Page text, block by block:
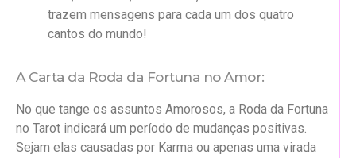
trazem mensagens para cada um dos quatro
cantos do mundo!
A Carta da Roda da Fortuna no Amor:
No que tange os assuntos Amorosos, a Roda da Fortuna
no Tarot indicará um período de mudanças positivas.
Sejam elas causadas por Karma ou apenas uma virada